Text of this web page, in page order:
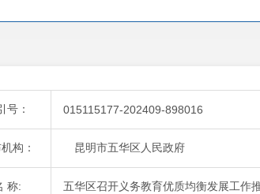
号： 015115177-202409-898016
构： 昆明市五华区人民政府
称: 五华区召开义务教育优质均衡发展工作